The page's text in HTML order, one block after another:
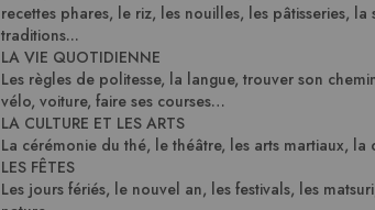
recettes phares, le riz, les nouilles, les pâtisseries,
traditions...
LA VIE QUOTIDIENNE
Les règles de politesse, la langue, trouver son
vélo, voiture, faire ses courses…
LA CULTURE ET LES ARTS
La cérémonie du thé, le théâtre, les arts martiaux, la
LES FÊTES
Les jours fériés, le nouvel an, les festivals, les